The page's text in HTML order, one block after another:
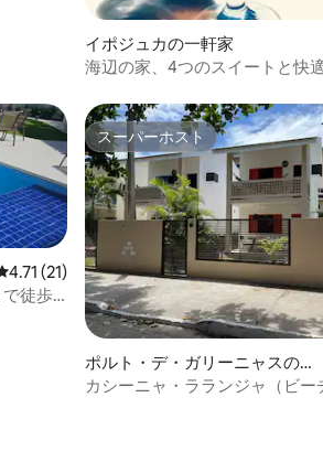
イポジュカの一軒家
海辺の家、4つのスイートと快
ビュー21件、5つ星中4.71つ星の平均評価
4.71 (21)
徒歩3
スーパーホスト
スーパーホスト
ポルト・デ・ガリーニャスの一
軒家
カシーニャ・ラランジャ（ビー